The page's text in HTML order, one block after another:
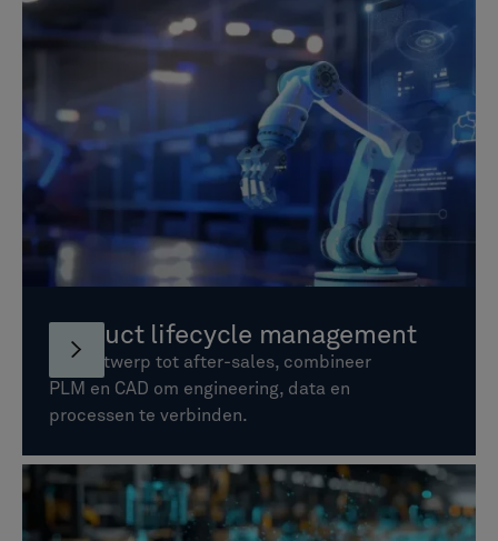
Product lifecycle management
Van ontwerp tot after-sales, combineer
PLM en CAD om engineering, data en
processen te verbinden.